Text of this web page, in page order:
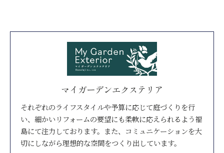
マイガーデンエクステリア
それぞれのライフスタイルや予算に応じて庭づくりを行
い、細かいリフォームの要望にも柔軟に応えられるよう福
島にて注力しております。また、コミュニケーションを大
切にしながら理想的な空間をつくり出しています。